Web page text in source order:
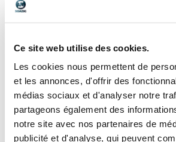
Ce site web utilise des cookies.
Les cookies nous permettent de
et les annonces, d'offrir des
médias sociaux et d'analyser notre
partageons également des
notre site avec nos partenaires de
publicité et d'analyse, qui peuvent
Clip de ceinture réversible en métal pour
rapidement et facilement.
Système de batterie rétrocompatible :